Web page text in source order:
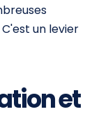
un levier
et